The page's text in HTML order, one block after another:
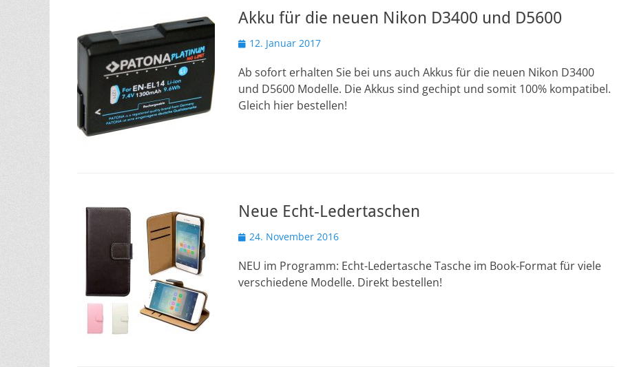
Akku für die neuen Nikon D3400 und D5600
Veröffentlicht
12. Januar 2017
Ab sofort erhalten Sie bei uns auch Akkus für die neuen Nikon D3400
und D5600 Modelle. Die Akkus sind gechipt und somit 100% kompatibel.
Gleich hier bestellen!
Neue Echt-Ledertaschen
Veröffentlicht
24. November 2016
NEU im Programm: Echt-Ledertasche Tasche im Book-Format für viele
verschiedene Modelle. Direkt bestellen!